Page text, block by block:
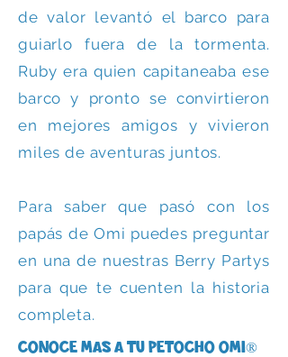
de valor levantó el barco para
guiarlo fuera de la tormenta.
Ruby era quien capitaneaba ese
barco y pronto se convirtieron
en mejores amigos y vivieron
miles de aventuras juntos.
Para saber que pasó con los
papás de Omi puedes preguntar
en una de nuestras Berry Partys
para que te cuenten la historia
completa.
Conoce más a tu Petocho omi®